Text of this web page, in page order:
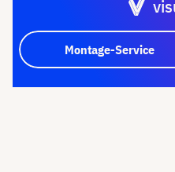
Montage-Service